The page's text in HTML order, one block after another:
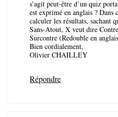
s’agit peut-être d’un quiz
est exprimé en anglais ? Dans
calculer les résultats, sachant
Sans-Atout, X veut dire
Surcontre (Redouble en
Bien cordialement,
Olivier CHAILLEY
Répondre